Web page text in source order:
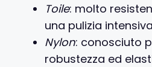
Toile: molto
una pulizia intensiva
Nylon: conosciuto
robustezza ed